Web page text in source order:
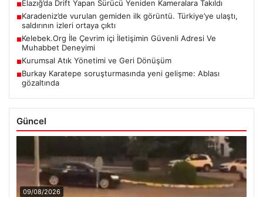
■Elazığ’da Drift Yapan Sürücü Yeniden Kameralara Takıldı
■Karadeniz’de vurulan gemiden ilk görüntü. Türkiye’ye ulaştı,
saldırının izleri ortaya çıktı
■Kelebek.Org İle Çevrim içi İletişimin Güvenli Adresi Ve
Muhabbet Deneyimi
■Kurumsal Atık Yönetimi ve Geri Dönüşüm
■Burkay Karatepe soruşturmasında yeni gelişme: Ablası
gözaltında
Güncel
09/08/2026